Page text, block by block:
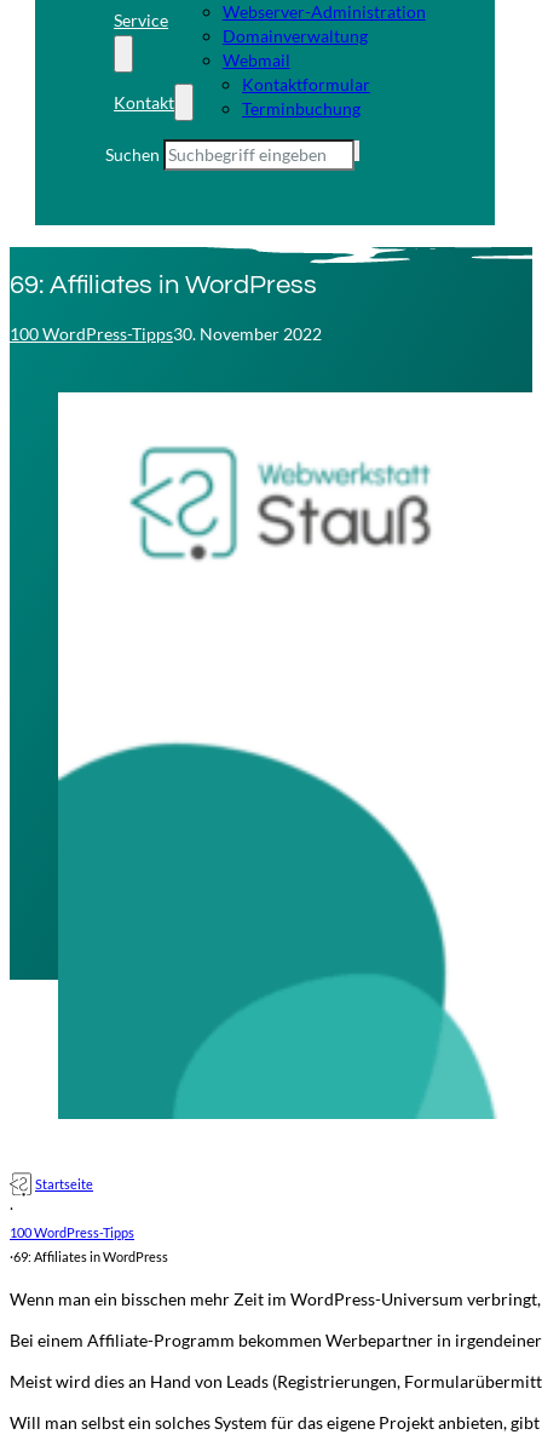
Service
Webserver-Administration
Domainverwaltung
Webmail
Kontakt
Kontaktformular
Terminbuchung
Suchen
69: Affiliates in WordPress
100 WordPress-Tipps30. November 2022
Startseite
·
100 WordPress-Tipps
·69: Affiliates in WordPress
Wenn man ein bisschen mehr Zeit im WordPress-Universum
Bei einem Affiliate-Programm bekommen Werbepartner in
Meist wird dies an Hand von Leads (Registrierungen,
Will man selbst ein solches System für das eigene Projekt anbieten,